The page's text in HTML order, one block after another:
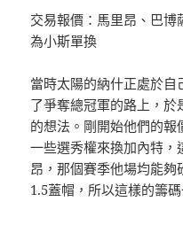
交易報價：馬里昂、巴
為小斯單換
當時太陽的納什正處於
了爭奪總冠軍的路上，
的想法。剛開始他們的
一些選秀權來換加內特，
昂，那個賽季他場均能夠
1.5蓋帽，所以這樣的籌